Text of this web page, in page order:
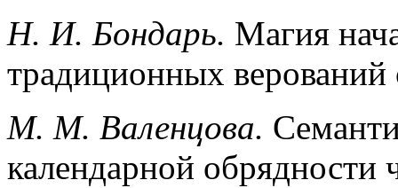
Н. И. Бондарь. Магия
традиционных верований
М. М. Валенцова.
календарной обрядности